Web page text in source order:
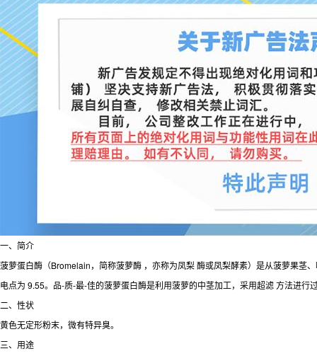
一、简介
菠萝蛋白酶（Bromelain，简称菠萝酶 ，亦称为凤梨 酶或凤梨酵素）是从菠萝果茎
电点为 9.55。品-质-最-佳的菠萝蛋白酶是利用菠萝的中茎加工，采用超滤 方法进
二、性状
黄色无定形粉末，微有特异臭。
三、用途